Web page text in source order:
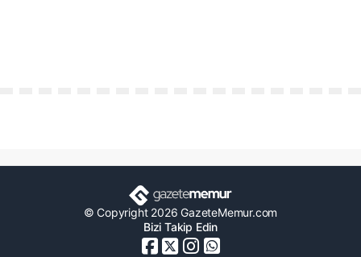
© Copyright 2026 GazeteMemur.com
Bizi Takip Edin